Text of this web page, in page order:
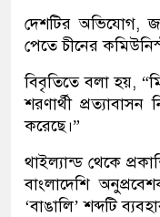
দেশটির অভিযোগ,
পেতে চীনের
বিবৃতিতে বলা হয়,
শরণার্থী প্রত্যাবাসন
করেছে।”
থাইল্যান্ড থেকে
বাংলাদেশি
‘বাঙালি’ শব্দটি